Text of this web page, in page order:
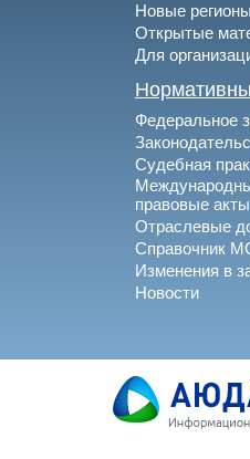
Новые
Открытые
Для
Федеральное
Судебная
правовые акты
Отраслевые
Справочник
Изменения в
Новости